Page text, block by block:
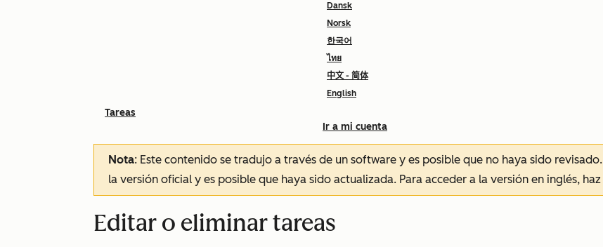
Dansk
Norsk
한국어
ไทย
中文 - 简体
English
Ir a mi cuenta
Tareas
Nota: Este contenido se tradujo a través de un software y es posible que no haya sido revisado.
la versión oficial y es posible que haya sido actualizada. Para acceder a la versión en inglés, haz
Editar o eliminar tareas